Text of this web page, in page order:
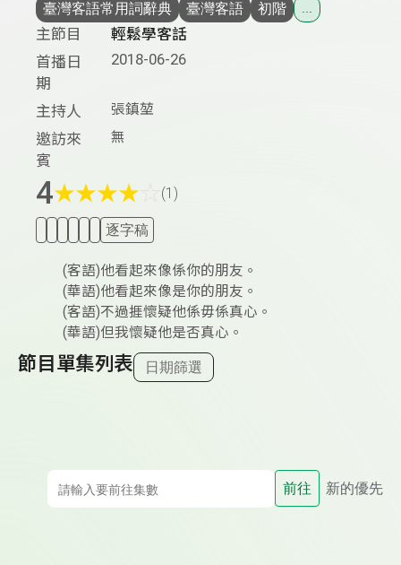
臺灣客語常用詞辭典
臺灣客語 初階
主節目
輕鬆學客話
首播日
期
2018-06-26
主持人 張鎮堃
邀訪來
賓
無
4★★★★ (1)
逐字稿
(客語)他看起來像係你的朋友。
(華語)他看起來像是你的朋友。
(客語)不過捱懷疑他係毋係真心。
(華語)但我懷疑他是否真心。
節目單集列表 日期篩選
前往 新的優先